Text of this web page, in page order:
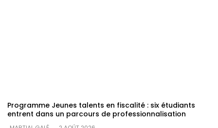
Programme Jeunes talents en fiscalité : six étudiants
entrent dans un parcours de professionnalisation